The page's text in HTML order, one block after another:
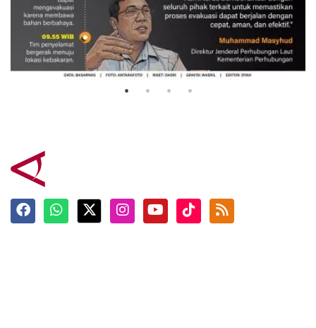
Evakuasi korban kebakaran KM
Mutiara Sentosa 2
3 Agustus 2026